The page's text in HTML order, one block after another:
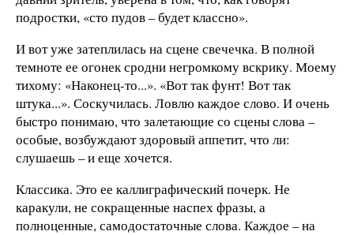
подростки, «сто пудов – будет классно».
И вот уже затеплилась на сцене свечечка. В полной
темноте ее огонек сродни негромкому вскрику. Моему
тихому: «Наконец-то...». «Вот так фунт! Вот так
штука...». Соскучилась. Ловлю каждое слово. И очень
быстро понимаю, что залетающие со сцены слова –
особые, возбуждают здоровый аппетит, что ли:
слушаешь – и еще хочется.
Классика. Это ее каллиграфический почерк. Не
каракули, не сокращенные наспех фразы, а
полноценные, самодостаточные слова. Каждое – на